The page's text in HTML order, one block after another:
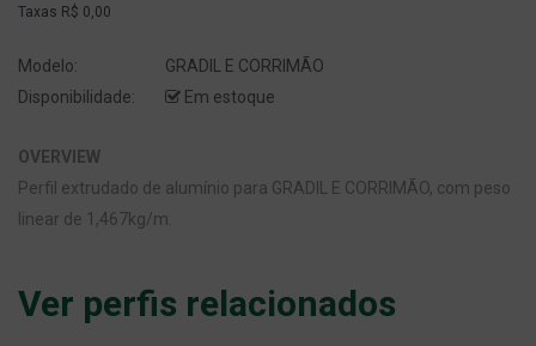
Taxas R$ 0,00
Modelo:
GRADIL E CORRIMÃO
Disponibilidade:
Em estoque
OVERVIEW
Perfil extrudado de alumínio para GRADIL E CORRIMÃO, com peso
linear de 1,467kg/m.
Ver perfis relacionados